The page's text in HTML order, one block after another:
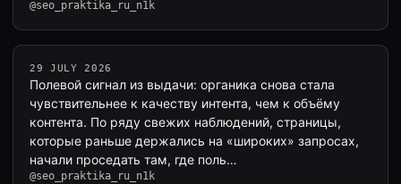
@seo_praktika_ru_n1k
29 JULY 2026
Полевой сигнал из выдачи: органика снова стала
чувствительнее к качеству интента, чем к объёму
контента. По ряду свежих наблюдений, страницы,
которые раньше держались на «широких» запросах,
начали проседать там, где поль…
@seo_praktika_ru_n1k